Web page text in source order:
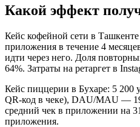
Какой эффект
Кейс кофейной сети в Ташкенте
приложения в течение 4
идти через него. Доля
64%. Затраты на ретаргет в
Кейс пиццерии в Бухаре: 5 200
QR-код в чеке), DAU/MAU —
средний чек в приложении на
приложения.